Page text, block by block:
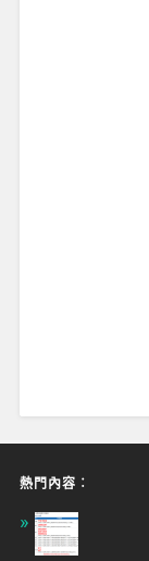
熱門內容︰